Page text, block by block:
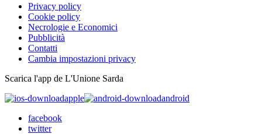
Privacy policy
Cookie policy
Necrologie e Economici
Pubblicità
Contatti
Cambia impostazioni privacy
Scarica l'app de L'Unione Sarda
apple
android
facebook
twitter